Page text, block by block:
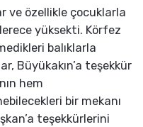
ve özellikle çocuklarla
yüksekti. Körfez
balıklarla
Büyükakın’a teşekkür
hem
bir mekanı
teşekkürlerini